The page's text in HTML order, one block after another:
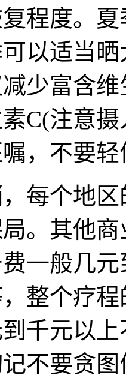
程度。
以适当
少富含
C(注意
，不要
每个地
。其他
一般几
整个疗
千元以
不要贪